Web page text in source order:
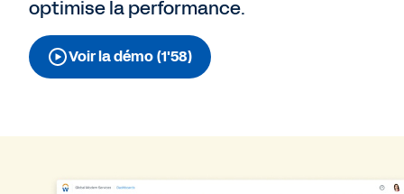
optimise la performance.
Voir la démo (1'58)